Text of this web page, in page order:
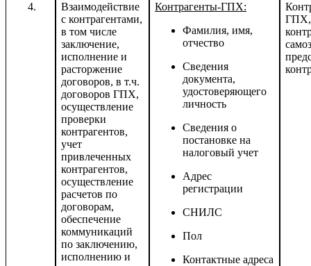
Взаимодействие
с контрагентами,
в том числе
заключение,
исполнение и
расторжение
договоров, в т.ч.
договоров ГПХ,
осуществление
проверки
контрагентов,
учет
привлеченных
контрагентов,
осуществление
расчетов по
договорам,
обеспечение
коммуникаций
по заключению,
исполнению и
Контрагенты-ГПХ:
Фамилия, имя,
отчество
Сведения
документа,
удостоверяющего
личность
Сведения о
постановке на
налоговый учет
Адрес
регистрации
СНИЛС
Пол
Контактные адреса
ГПХ,